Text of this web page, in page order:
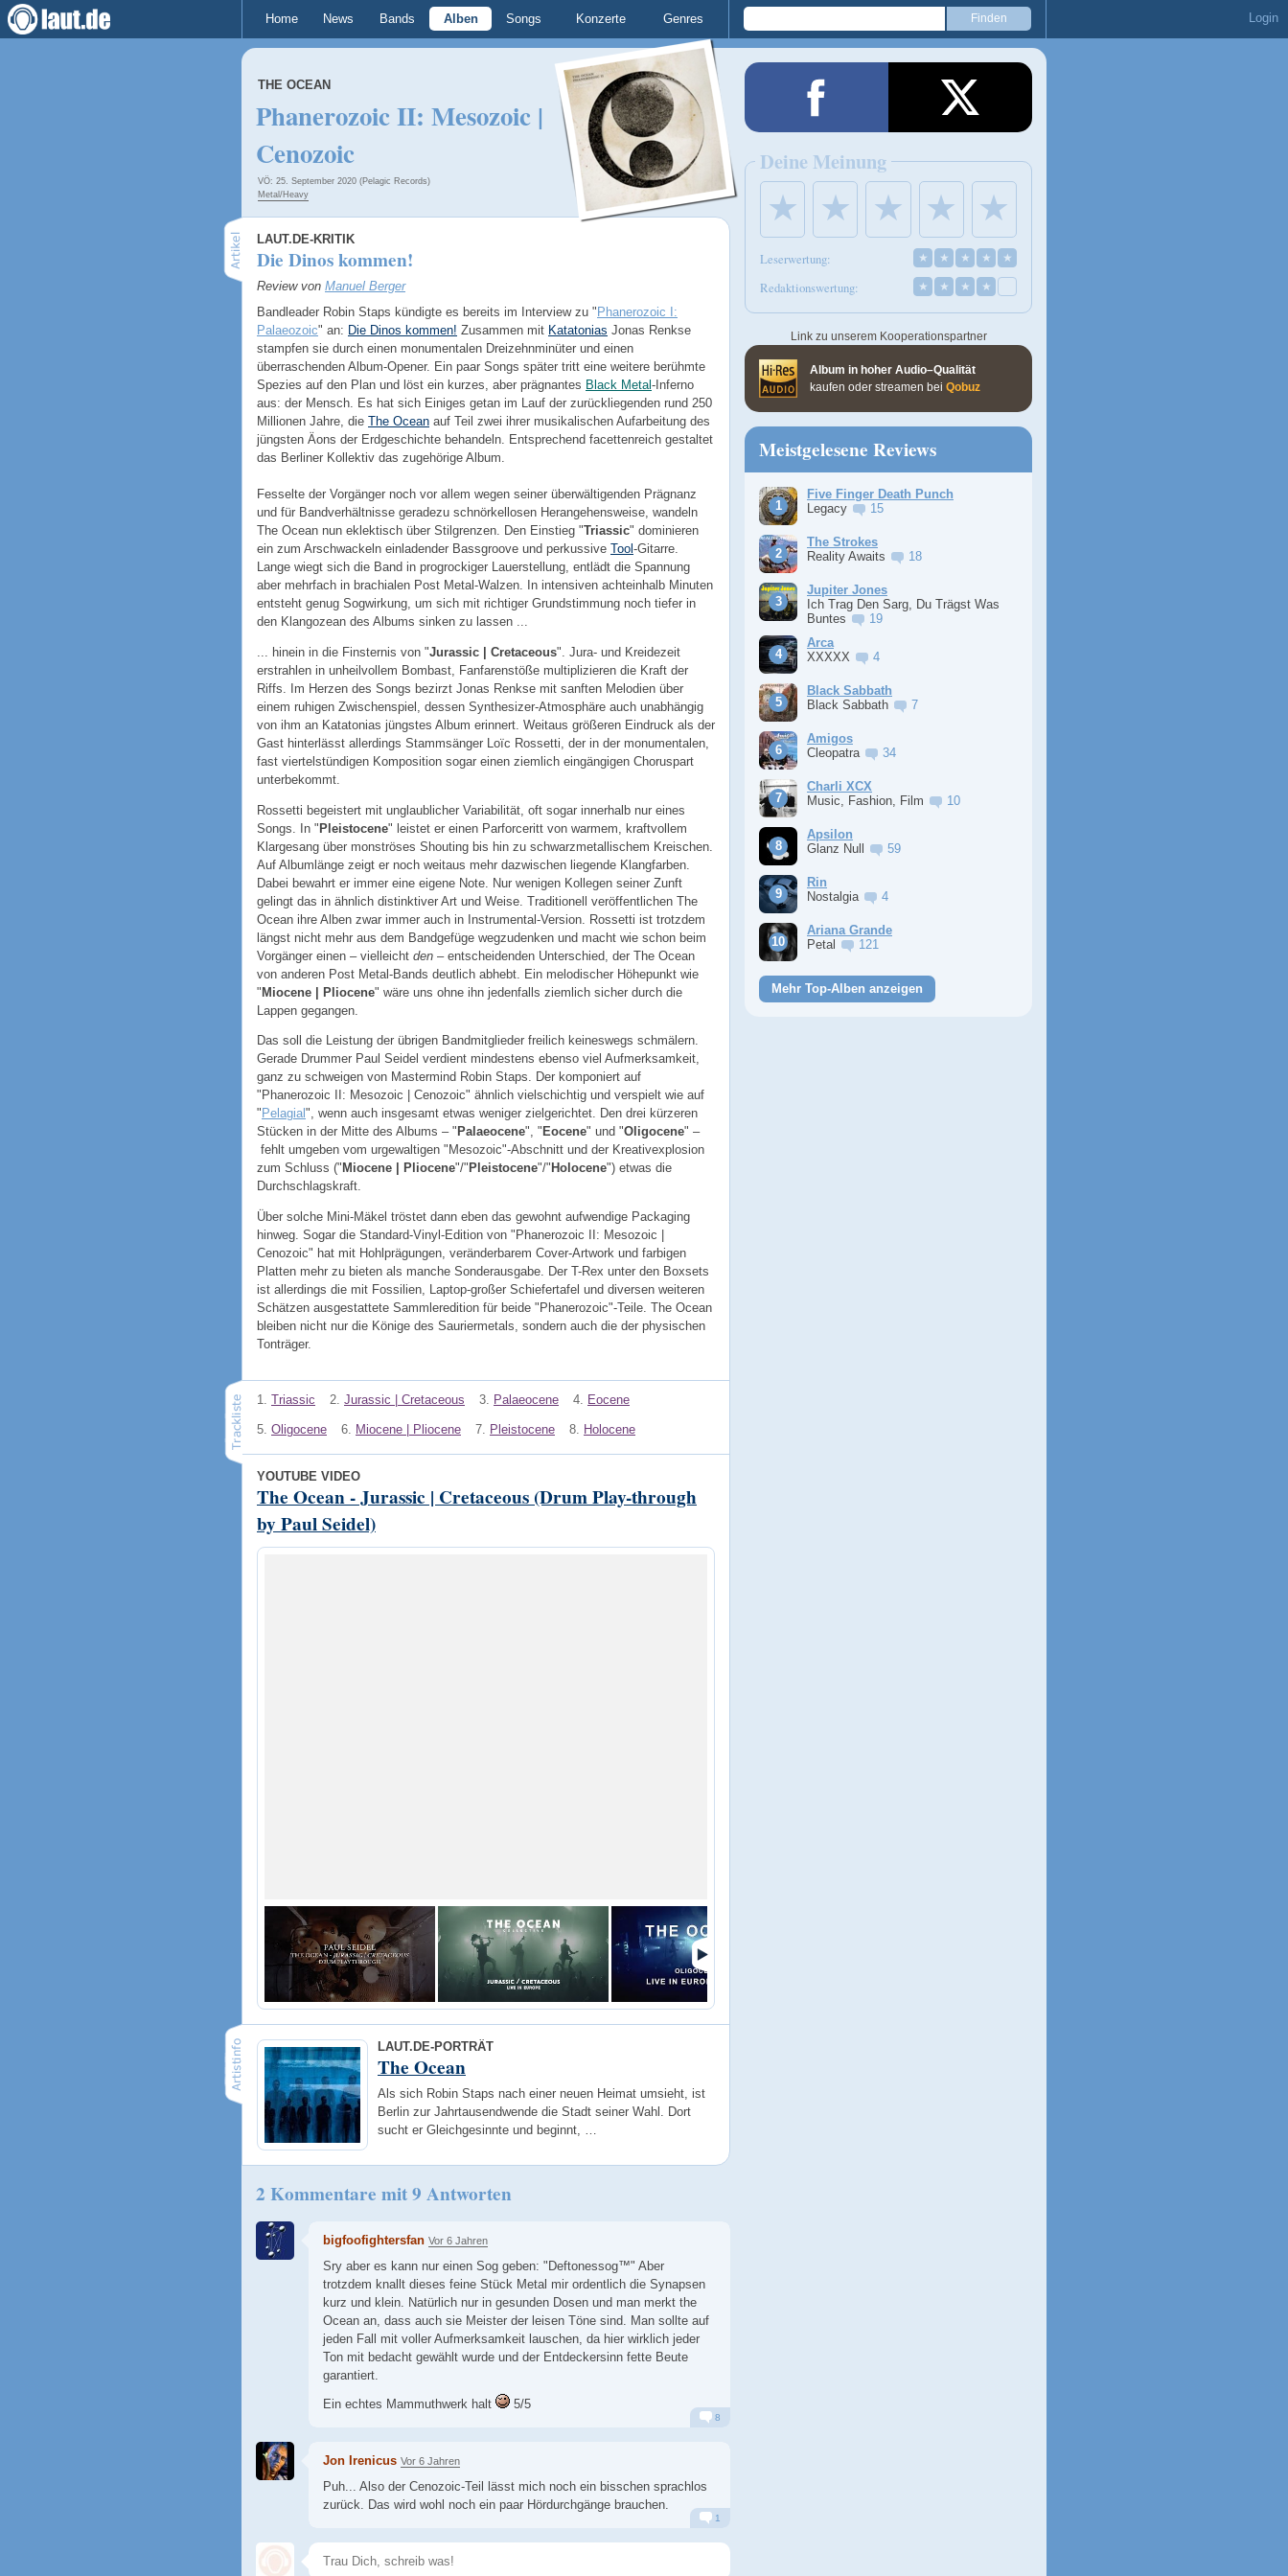
Home News Bands Alben Songs Konzerte Genres Login
THE OCEAN
Phanerozoic II: Mesozoic |
Cenozoic
VÖ: 25. September 2020 (Pelagic Records)
Metal/Heavy
LAUT.DE-KRITIK
Die Dinos kommen!
Review von Manuel Berger
Bandleader Robin Staps kündigte es bereits im Interview zu " Phanerozoic I:
Palaeozoic" an: Die Dinos kommen! Zusammen mit Katatonias Jonas Renkse
stampfen sie durch einen monumentalen Dreizehnminüter und einen
überraschenden Album-Opener. Ein paar Songs später tritt eine weitere berühmte
Spezies auf den Plan und löst ein kurzes, aber prägnantes Black Metal-Inferno
aus: der Mensch. Es hat sich Einiges getan im Lauf der zurückliegenden rund 250
Millionen Jahre, die The Ocean auf Teil zwei ihrer musikalischen Aufarbeitung des
jüngsten Äons der Erdgeschichte behandeln. Entsprechend facettenreich gestaltet
das Berliner Kollektiv das zugehörige Album.
Fesselte der Vorgänger noch vor allem wegen seiner überwältigenden Prägnanz
und für Bandverhältnisse geradezu schnörkellosen Herangehensweise, wandeln
The Ocean nun eklektisch über Stilgrenzen. Den Einstieg "Triassic" dominieren
ein zum Arschwackeln einladender Bassgroove und perkussive Tool -Gitarre.
Lange wiegt sich die Band in progrockiger Lauerstellung, entlädt die Spannung
aber mehrfach in brachialen Post Metal-Walzen. In intensiven achteinhalb Minuten
entsteht genug Sogwirkung, um sich mit richtiger Grundstimmung noch tiefer in
den Klangozean des Albums sinken zu lassen ...
... hinein in die Finsternis von "Jurassic | Cretaceous". Jura- und Kreidezeit
erstrahlen in unheilvollem Bombast, Fanfarenstöße multiplizieren die Kraft der
Riffs. Im Herzen des Songs bezirzt Jonas Renkse mit sanften Melodien über
einem ruhigen Zwischenspiel, dessen Synthesizer-Atmosphäre auch unabhängig
von ihm an Katatonias jüngstes Album erinnert. Weitaus größeren Eindruck als der
Gast hinterlässt allerdings Stammsänger Loïc Rossetti, der in der monumentalen,
fast viertelstündigen Komposition sogar einen ziemlich eingängigen Choruspart
unterbekommt.
Rossetti begeistert mit unglaublicher Variabilität, oft sogar innerhalb nur eines
Songs. In "Pleistocene" leistet er einen Parforceritt von warmem, kraftvollem
Klargesang über monströses Shouting bis hin zu schwarzmetallischem Kreischen.
Auf Albumlänge zeigt er noch weitaus mehr dazwischen liegende Klangfarben.
Dabei bewahrt er immer eine eigene Note. Nur wenigen Kollegen seiner Zunft
gelingt das in ähnlich distinktiver Art und Weise. Traditionell veröffentlichen The
Ocean ihre Alben zwar immer auch in Instrumental-Version. Rossetti ist trotzdem
längst nicht mehr aus dem Bandgefüge wegzudenken und macht wie schon beim
Vorgänger einen – vielleicht den – entscheidenden Unterschied, der The Ocean
von anderen Post Metal-Bands deutlich abhebt. Ein melodischer Höhepunkt wie
"Miocene | Pliocene" wäre uns ohne ihn jedenfalls ziemlich sicher durch die
Lappen gegangen.
Das soll die Leistung der übrigen Bandmitglieder freilich keineswegs schmälern.
Gerade Drummer Paul Seidel verdient mindestens ebenso viel Aufmerksamkeit,
ganz zu schweigen von Mastermind Robin Staps. Der komponiert auf
"Phanerozoic II: Mesozoic | Cenozoic" ähnlich vielschichtig und verspielt wie auf
" Pelagial ", wenn auch insgesamt etwas weniger zielgerichtet. Den drei kürzeren
Stücken in der Mitte des Albums – " Palaeocene", " Eocene" und "Oligocene" –
fehlt umgeben vom urgewaltigen "Mesozoic"-Abschnitt und der Kreativexplosion
zum Schluss (" Miocene | Pliocene"/" Pleistocene"/" Holocene") etwas die
Durchschlagskraft.
Über solche Mini-Mäkel tröstet dann eben das gewohnt aufwendige Packaging
hinweg. Sogar die Standard-Vinyl-Edition von "Phanerozoic II: Mesozoic |
Cenozoic" hat mit Hohlprägungen, veränderbarem Cover-Artwork und farbigen
Platten mehr zu bieten als manche Sonderausgabe. Der T-Rex unter den Boxsets
ist allerdings die mit Fossilien, Laptop-großer Schiefertafel und diversen weiteren
Schätzen ausgestattete Sammleredition für beide "Phanerozoic"-Teile. The Ocean
bleiben nicht nur die Könige des Sauriermetals, sondern auch die der physischen
Tonträger.
1. Triassic 2. Jurassic | Cretaceous 3. Palaeocene 4. Eocene
5. Oligocene 6. Miocene | Pliocene 7. Pleistocene 8. Holocene
YOUTUBE VIDEO
The Ocean - Jurassic | Cretaceous (Drum Play-through
by Paul Seidel)
LAUT.DE-PORTRÄT
The Ocean
Als sich Robin Staps nach einer neuen Heimat umsieht, ist
Berlin zur Jahrtausendwende die Stadt seiner Wahl. Dort
sucht er Gleichgesinnte und beginnt, …
2 Kommentare mit 9 Antworten
bigfoofightersfan Vor 6 Jahren
Sry aber es kann nur einen Sog geben: "Deftonessog™" Aber
trotzdem knallt dieses feine Stück Metal mir ordentlich die Synapsen
kurz und klein. Natürlich nur in gesunden Dosen und man merkt the
Ocean an, dass auch sie Meister der leisen Töne sind. Man sollte auf
jeden Fall mit voller Aufmerksamkeit lauschen, da hier wirklich jeder
Ton mit bedacht gewählt wurde und der Entdeckersinn fette Beute
garantiert.
Ein echtes Mammuthwerk halt
5/5
8
Jon Irenicus Vor 6 Jahren
Puh... Also der Cenozoic-Teil lässt mich noch ein bisschen sprachlos
zurück. Das wird wohl noch ein paar Hördurchgänge brauchen.
Alarm Antworten
1
Deine Meinung
★ ★ ★ ★ ★
Leserwertung: ★ ★ ★ ★ ★
Redaktionswertung: ★ ★ ★ ★
Link zu unserem Kooperationspartner
Album in hoher Audio–Qualität
kaufen oder streamen bei Qobuz
Meistgelesene Reviews
Five Finger Death Punch
Legacy
15
The Strokes
Reality Awaits
18
Jupiter Jones
Ich Trag Den Sarg, Du Trägst Was
Buntes
19
Arca
XXXXX
4
Black Sabbath
Black Sabbath
7
Amigos
Cleopatra
34
Charli XCX
Music, Fashion, Film
10
Apsilon
Glanz Null
59
Rin
Nostalgia
4
Ariana Grande
Petal
121
Mehr Top-Alben anzeigen